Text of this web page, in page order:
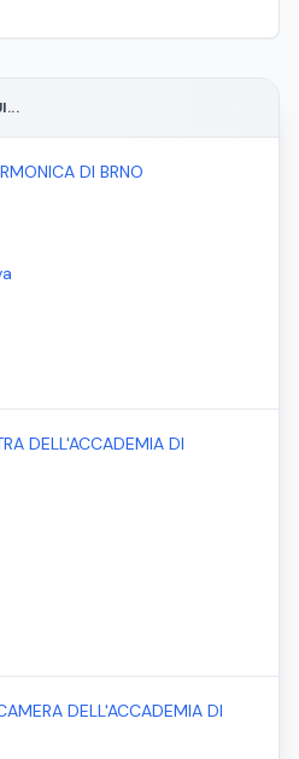
DI BRNO
DELL'ACCADEMIA DI
DELL'ACCADEMIA DI